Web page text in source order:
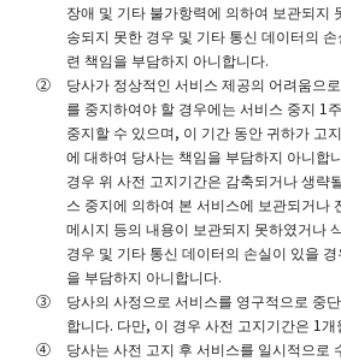
장애 및 기타 불가항력에 의하여 보관되지
송되지 못한 경우 및 기타 통신 데이터의
련 책임을 부담하지 아니합니다.
당사가 정상적인 서비스 제공의 어려움으
를 중지하여야 할 경우에는 서비스 중지 1
중지할 수 있으며, 이 기간 동안 귀하가 고
에 대하여 당사는 책임을 부담하지 아니합
경우 위 사전 고지기간은 감축되거나 생략
스 중지에 의하여 본 서비스에 보관되거나
메시지 등의 내용이 보관되지 못하였거나
경우 및 기타 통신 데이터의 손실이 있을
을 부담하지 아니합니다.
당사의 사정으로 서비스를 영구적으로 중
합니다. 다만, 이 경우 사전 고지기간은 1개
당사는 사전 고지 후 서비스를 일시적으로